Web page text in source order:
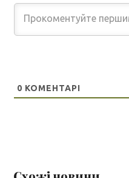
0 КОМЕНТАРІ